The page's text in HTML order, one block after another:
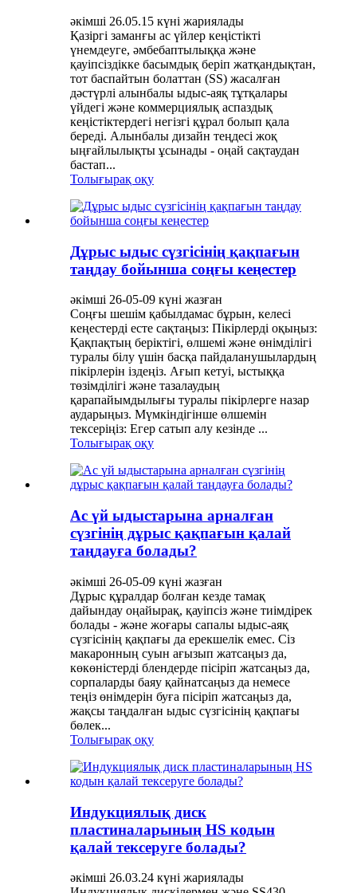
әкімші 26.05.15 күні жариялады
Қазіргі заманғы ас үйлер кеңістікті
үнемдеуге, әмбебаптылыққа және
қауіпсіздікке басымдық беріп жатқандықтан,
тот баспайтын болаттан (SS) жасалған
дәстүрлі алынбалы ыдыс-аяқ тұтқалары
үйдегі және коммерциялық аспаздық
кеңістіктердегі негізгі құрал болып қала
береді. Алынбалы дизайн теңдесі жоқ
ыңғайлылықты ұсынады - оңай сақтаудан
бастап...
Толығырақ оқу
Дұрыс ыдыс сүзгісінің қақпағын
таңдау бойынша соңғы кеңестер
әкімші 26-05-09 күні жазған
Соңғы шешім қабылдамас бұрын, келесі
кеңестерді есте сақтаңыз: Пікірлерді оқыңыз:
Қақпақтың беріктігі, өлшемі және өнімділігі
туралы білу үшін басқа пайдаланушылардың
пікірлерін іздеңіз. Ағып кетуі, ыстыққа
төзімділігі және тазалаудың
қарапайымдылығы туралы пікірлерге назар
аударыңыз. Мүмкіндігінше өлшемін
тексеріңіз: Егер сатып алу кезінде ...
Толығырақ оқу
Ас үй ыдыстарына арналған
сүзгінің дұрыс қақпағын қалай
таңдауға болады?
әкімші 26-05-09 күні жазған
Дұрыс құралдар болған кезде тамақ
дайындау оңайырақ, қауіпсіз және тиімдірек
болады - және жоғары сапалы ыдыс-аяқ
сүзгісінің қақпағы да ерекшелік емес. Сіз
макаронның суын ағызып жатсаңыз да,
көкөністерді блендерде пісіріп жатсаңыз да,
сорпаларды баяу қайнатсаңыз да немесе
теңіз өнімдерін буға пісіріп жатсаңыз да,
жақсы таңдалған ыдыс сүзгісінің қақпағы
бөлек...
Толығырақ оқу
Индукциялық диск
пластиналарының HS кодын
қалай тексеруге болады?
әкімші 26.03.24 күні жариялады